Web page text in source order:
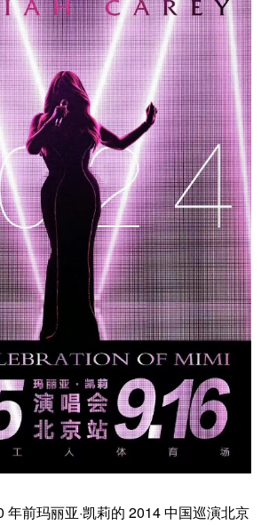
年前玛丽亚·凯莉的 2014 中国巡演北京